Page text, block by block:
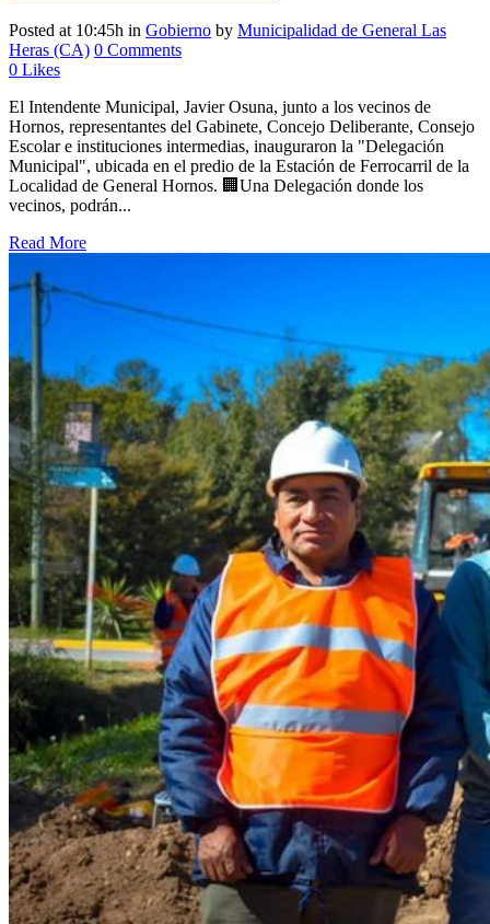
Posted at 10:45h in Gobierno by Municipalidad de General Las
Heras (CA) 0 Comments
0 Likes
El Intendente Municipal, Javier Osuna, junto a los vecinos de
Hornos, representantes del Gabinete, Concejo Deliberante, Consejo
Escolar e instituciones intermedias, inauguraron la "Delegación
Municipal", ubicada en el predio de la Estación de Ferrocarril de la
Localidad de General Hornos. 🏢Una Delegación donde los
vecinos, podrán...
Read More